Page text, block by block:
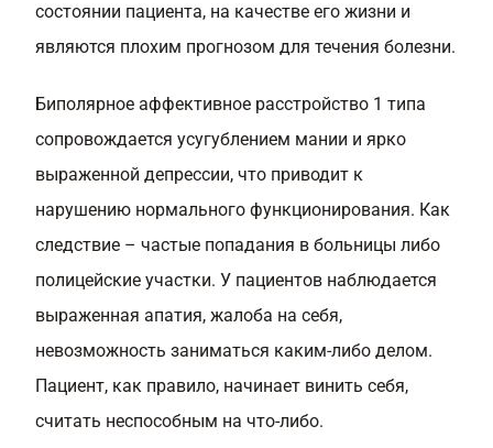
состоянии пациента, на качестве его жизни и
являются плохим прогнозом для течения болезни.
Биполярное аффективное расстройство 1 типа
сопровождается усугублением мании и ярко
выраженной депрессии, что приводит к
нарушению нормального функционирования. Как
следствие – частые попадания в больницы либо
полицейские участки. У пациентов наблюдается
выраженная апатия, жалоба на себя,
невозможность заниматься каким-либо делом.
Пациент, как правило, начинает винить себя,
считать неспособным на что-либо.